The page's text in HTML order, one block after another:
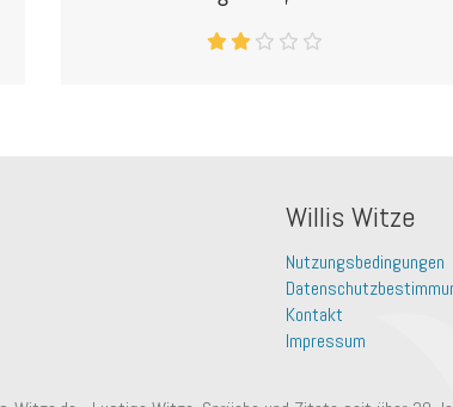
Willis Witze
Nutzungsbedingungen
Kontakt
Impressum